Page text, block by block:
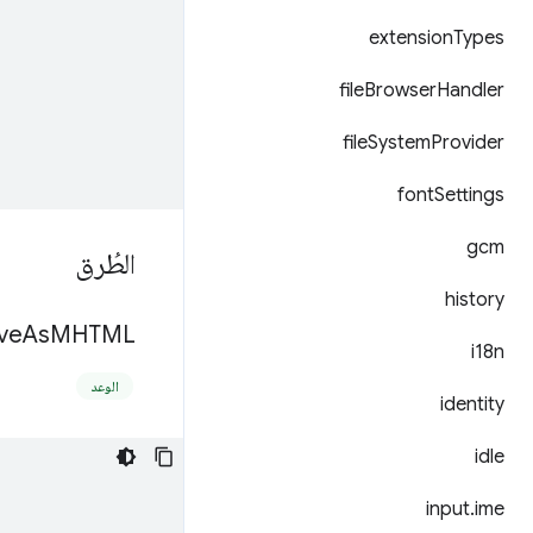
extensionTypes
fileBrowserHandler
fileSystemProvider
fontSettings
gcm
history
i18n
identity
idle
input.ime
الطُرق
AsMHTML(
الوعد